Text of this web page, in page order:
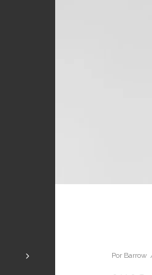
Por Barrow